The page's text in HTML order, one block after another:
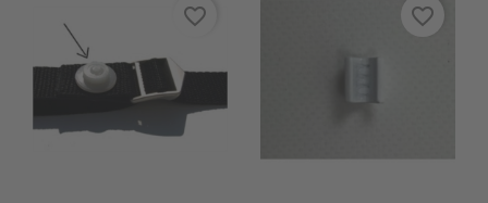
favorite_border favorite_border